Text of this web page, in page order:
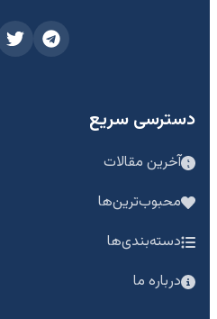
دسترسی سریع
آخرین مقالات
محبوب‌ترین‌ها
دسته‌بندی‌ها
درباره ما